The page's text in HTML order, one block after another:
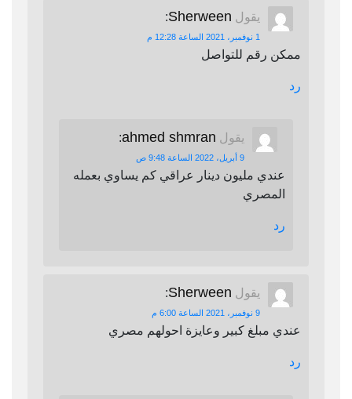
يقول Sherween
:
1 نوفمبر، 2021 الساعة 12:28 م
ممكن رقم للتواصل
رد
يقول ahmed shmran
:
9 أبريل، 2022 الساعة 9:48 ص
عندي مليون دينار عراقي كم يساوي بعمله
المصري
رد
يقول Sherween
:
9 نوفمبر، 2021 الساعة 6:00 م
عندي مبلغ كبير وعايزة احولهم مصري
رد